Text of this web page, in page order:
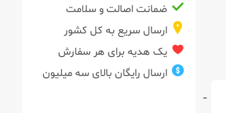
-
ضمانت اصالت و سلامت
ارسال سریع به کل کشور
یک هدیه برای هر سفارش
ارسال رایگان بالای سه میلیون